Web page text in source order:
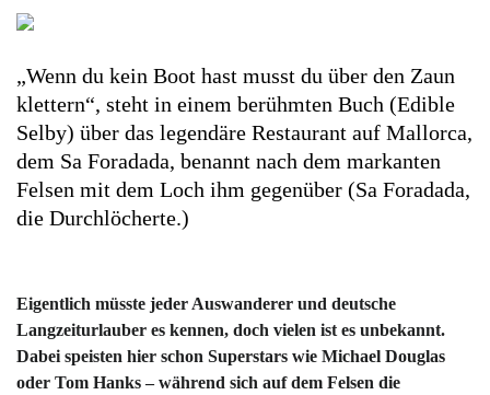
„Wenn du kein Boot hast musst du über den Zaun
klettern“, steht in einem berühmten Buch (Edible
Selby) über das legendäre Restaurant auf Mallorca,
dem Sa Foradada, benannt nach dem markanten
Felsen mit dem Loch ihm gegenüber (Sa Foradada,
die Durchlöcherte.)
Eigentlich müsste jeder Auswanderer und deutsche
Langzeiturlauber es kennen, doch vielen ist es unbekannt.
Dabei speisten hier schon Superstars wie Michael Douglas
oder Tom Hanks – während sich auf dem Felsen die